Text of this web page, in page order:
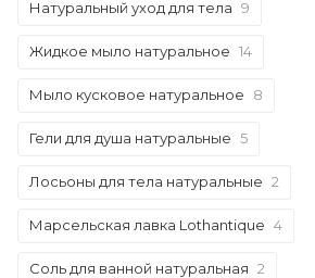
Натуральный уход для тела 9
Жидкое мыло натуральное 14
Мыло кусковое натуральное 8
Гели для душа натуральные 5
Лосьоны для тела натуральные 2
Марсельская лавка Lothantique 4
Соль для ванной натуральная 2